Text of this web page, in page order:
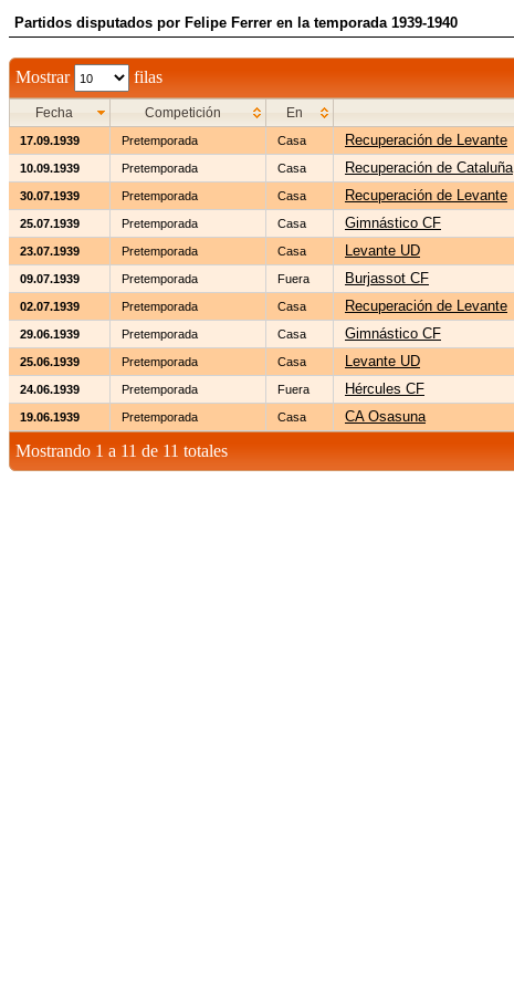
Partidos disputados por Felipe Ferrer en la temporada 1939-1940
Mostrar filas
Fecha Competición En
17.09.1939 Pretemporada Casa Recuperación de Levante
10.09.1939 Pretemporada Casa Recuperación de Cataluña
30.07.1939 Pretemporada Casa Recuperación de Levante
25.07.1939 Pretemporada Casa Gimnástico CF
23.07.1939 Pretemporada Casa Levante UD
09.07.1939 Pretemporada Fuera Burjassot CF
02.07.1939 Pretemporada Casa Recuperación de Levante
29.06.1939 Pretemporada Casa Gimnástico CF
25.06.1939 Pretemporada Casa Levante UD
24.06.1939 Pretemporada Fuera Hércules CF
19.06.1939 Pretemporada Casa CA Osasuna
Mostrando 1 a 11 de 11 totales